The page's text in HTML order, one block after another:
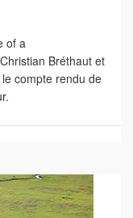
of a
Bréthaut et
compte rendu de